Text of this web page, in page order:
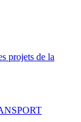
projets de la